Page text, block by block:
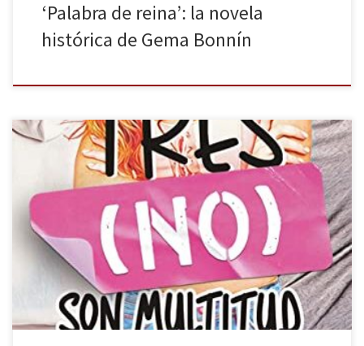
‘Palabra de reina’: la novela
histórica de Gema Bonnín
Tres (no) son multitud es el título del spin-off de Cómo (no)
enamorarse de Myriam M. Lejardi publicado por Elastic Books. No
encajar en la amatonorma, monógama o alosexualidad hace
plantearse las relaciones afectivo-sexuales de un modo diferente.
Esto es así porque, por regla general, no se da demasiada
visibilización […]